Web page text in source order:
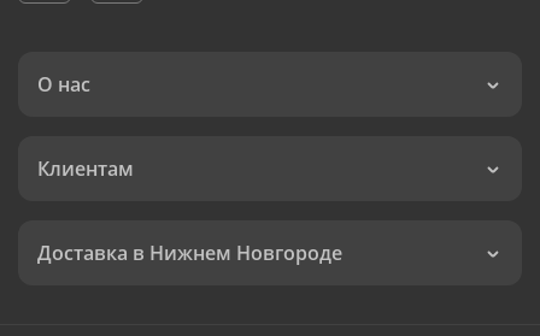
О нас
Клиентам
Доставка в Нижнем Новгороде